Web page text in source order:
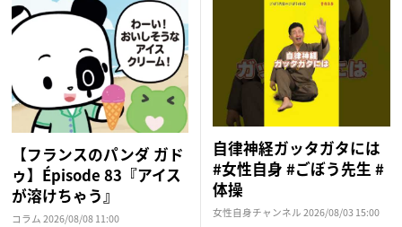
【フランスのパンダ ガド
ゥ】Épisode 83『アイス
が溶けちゃう』
コラム 2026/08/08 11:00
自律神経ガッタガタには
#女性自身 #ごぼう先生 #
体操
女性自身チャンネル 2026/08/03 15:00